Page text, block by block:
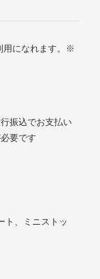
用になれます。※
振込でお支払い
要です
ト、ミニストッ